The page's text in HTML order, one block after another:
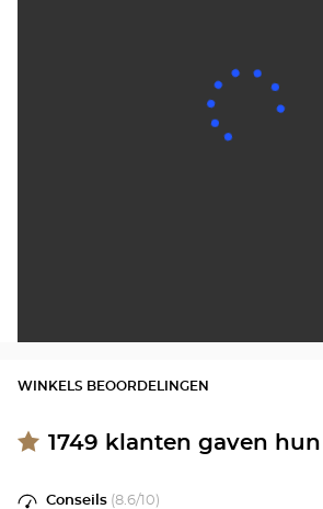
WINKELS BEOORDELINGEN
1749 klanten gaven
Conseils (8.6/10)